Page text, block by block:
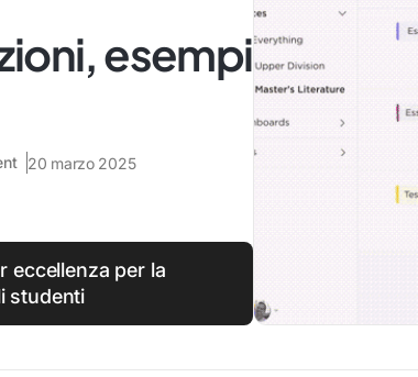
esempi
20 marzo 2025
eccellenza per la
studenti